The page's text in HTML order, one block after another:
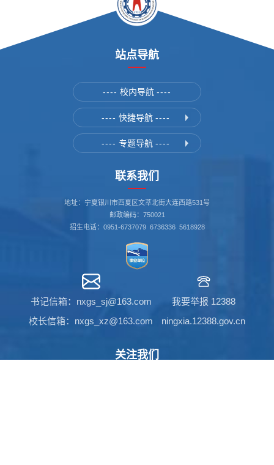
站点导航
---- 校内导航 ----
---- 快捷导航 ----
---- 专题导航 ----
联系我们
地址：宁夏银川市西夏区文萃北街大连西路531号
邮政编码：750021
招生电话：0951-6737079 6736336 5618928
书记信箱：nxgs_sj@163.com
校长信箱：nxgs_xz@163.com
我要举报 12388
ningxia.12388.gov.cn
关注我们